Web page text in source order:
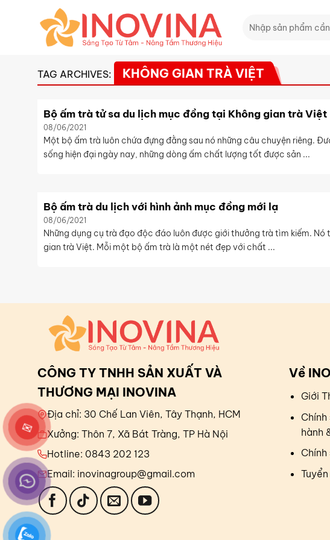
kiếm:
TAG ARCHIVES: KHÔNG GIAN TRÀ VIỆT
Bộ ấm trà tử sa du lịch mục đồng tại Không gian trà Việt
08/06/2021
Một bộ ấm trà luôn chứa đựng đằng sau nó những câu chuyện riêng.
sống hiện đại ngày nay, những dòng ấm chất lượng tốt được sản ...
Bộ ấm trà du lịch với hình ảnh mục đồng mới lạ
08/06/2021
Những dụng cụ trà đạo độc đáo luôn được giới thưởng trà tìm kiếm.
gian trà Việt. Mỗi một bộ ấm trà là một nét đẹp với chất ...
CÔNG TY TNHH SẢN XUẤT VÀ
THƯƠNG MẠI INOVINA
Địa chỉ: 30 Chế Lan Viên, Tây Thạnh, HCM
Xưởng: Thôn 7, Xã Bát Tràng, TP Hà Nội
Hotline: 0843 202 123
Email: inovinagroup@gmail.com
Về
Giới
hành
✉